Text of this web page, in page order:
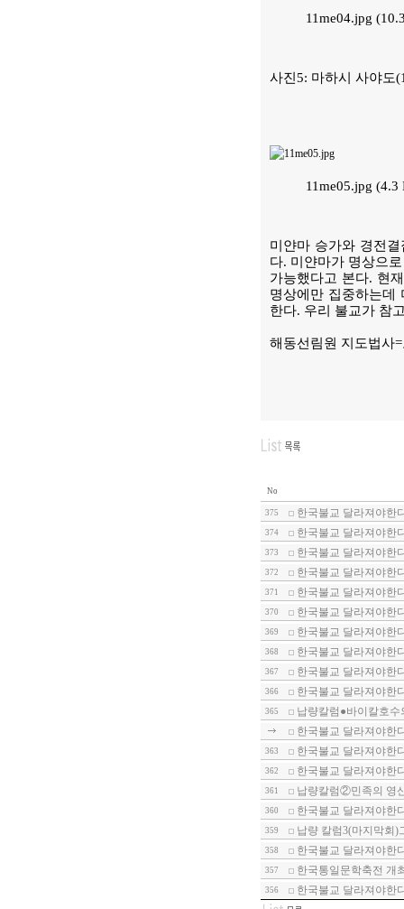
11me04.jpg
사진5: 마하시 사야도
11me05.jpg
미얀마 승가와 경전
다. 미얀마가 명상으
가능했다고 본다. 현
명상에만 집중하는데
한다. 우리 불교가 참
해동선림원 지도법사
No
375 한국불교 달라져야한
374 한국불교 달라져야한
373 한국불교 달라져야한
372 한국불교 달라져야한
371 한국불교 달라져야한
370 한국불교 달라져야한
369 한국불교 달라져야한
368 한국불교 달라져야한
367 한국불교 달라져야한
366 한국불교 달라져야한
365
납량칼럼●바이칼호수
한국불교 달라져야한
363 한국불교 달라져야한
362 한국불교 달라져야한
361 납량칼럼②민족의 영
360 한국불교 달라져야한
359 납량 칼럼3(마지막회)
358 한국불교 달라져야한
357 한국통일문학축전 개
356 한국불교 달라져야한